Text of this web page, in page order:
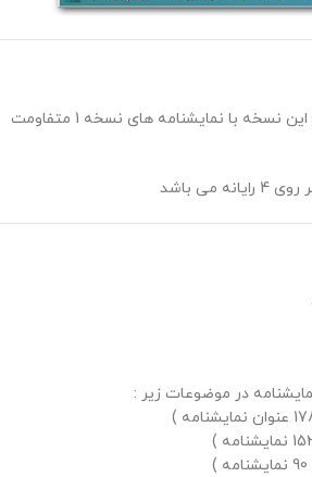
1- نمایشنامه های موجود در این نسخه با نمایشنامه های نسخه 1 متفاومت